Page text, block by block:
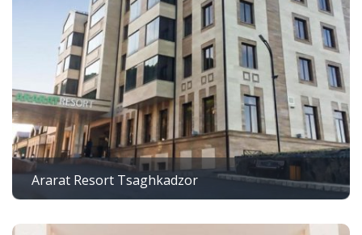
Ararat Resort Tsaghkadzor